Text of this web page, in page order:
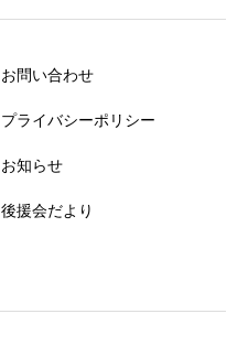
お問い合わせ
プライバシーポリシー
お知らせ
後援会だより